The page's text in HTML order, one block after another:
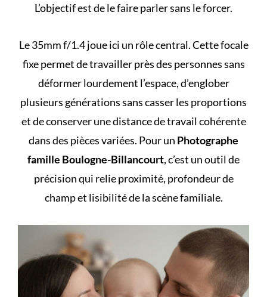
L’objectif est de le faire parler sans le forcer.
Le 35mm f/1.4 joue ici un rôle central. Cette focale
fixe permet de travailler près des personnes sans
déformer lourdement l’espace, d’englober
plusieurs générations sans casser les proportions
et de conserver une distance de travail cohérente
dans des pièces variées. Pour un Photographe
famille Boulogne-Billancourt, c’est un outil de
précision qui relie proximité, profondeur de
champ et lisibilité de la scène familiale.